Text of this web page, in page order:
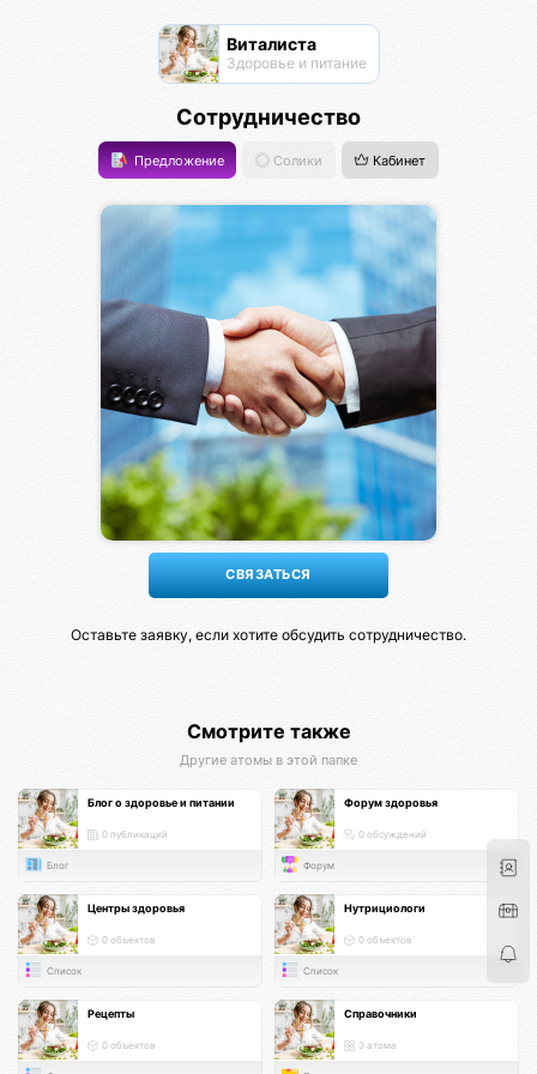
Виталиста
Здоровье и питание
Сотрудничество
Предложение Солики Кабинет
Оставьте заявку, если хотите обсудить сотрудничество.
Смотрите также
Другие атомы в этой папке
Блог о здоровье и питании
0 публикаций
Блог
Форум здоровья
0 обсуждений
Форум
Центры здоровья
0 объектов
Список
Нутрициологи
0 объектов
Список
Рецепты
0 объектов
Справочники
3 атома